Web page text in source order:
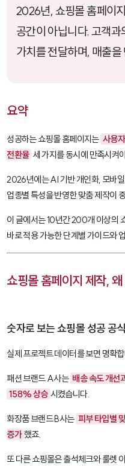
2026년, 쇼핑몰 홈페이
공간이 아닙니다. 고객
가치를 전달하며, 매출
요약
성공하는 쇼핑몰 홈페이지는 사용
전환율 세 가지를 동시에 만족시켜
2026년에는 AI 기반 개인화, 모바
업종별 특성을 반영한 맞춤 제작이
이 글에서는 10년간 200개 이상의
바로 적용 가능한 단계별 가이드와
쇼핑몰 홈페이지 제작,
숫자로 보는 쇼핑몰 성공 공식
실제 프로젝트 데이터를 보면 명확
패션 브랜드 A사는 배송 속도 개선
158% 상승 시켰습니다.
화장품 브랜드 B사는 피부 타입별
증가 했죠.
또 다른 쇼핑몰은 출석체크와 룰렛